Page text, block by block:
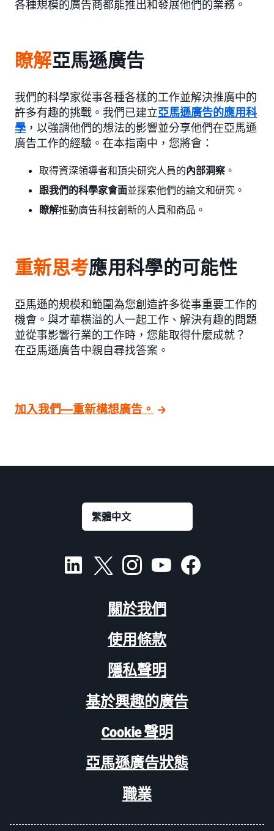
各種規模的廣告商都能推出和發展他們的業務。
瞭解亞馬遜廣告
我們的科學家從事各種各樣的工作並解決推廣中的
許多有趣的挑戰。我們已建立亞馬遜廣告的應用科
學 ，以強調他們的想法的影響並分享他們在亞馬遜
廣告工作的經驗。在本指南中，您將會：
取得資深領導者和頂尖研究人員的內部洞察 。
跟我們的科學家會面並探索他們的論文和研究。
瞭解推動廣告科技創新的人員和商品。
重新思考應用科學的可能性
亞馬遜的規模和範圍為您創造許多從事重要工作的
機會。與才華橫溢的人一起工作、解決有趣的問題
並從事影響行業的工作時，您能取得什麼成就？
在亞馬遜廣告中親自尋找答案。
加入我們—重新構想廣告。
關於我們
使用條款
隱私聲明
基於興趣的廣告
Cookie 聲明
亞馬遜廣告狀態
職業